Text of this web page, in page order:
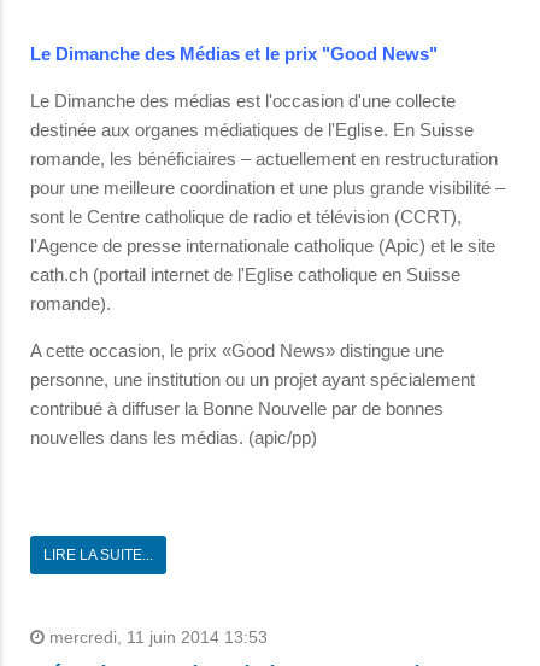
Le Dimanche des Médias et le prix "Good News"
Le Dimanche des médias est l'occasion d'une collecte
destinée aux organes médiatiques de l'Eglise. En Suisse
romande, les bénéficiaires – actuellement en restructuration
pour une meilleure coordination et une plus grande visibilité –
sont le Centre catholique de radio et télévision (CCRT),
l'Agence de presse internationale catholique (Apic) et le site
cath.ch (portail internet de l'Eglise catholique en Suisse
romande).
A cette occasion, le prix «Good News» distingue une
personne, une institution ou un projet ayant spécialement
contribué à diffuser la Bonne Nouvelle par de bonnes
nouvelles dans les médias. (apic/pp)
LIRE LA SUITE...
mercredi, 11 juin 2014 13:53